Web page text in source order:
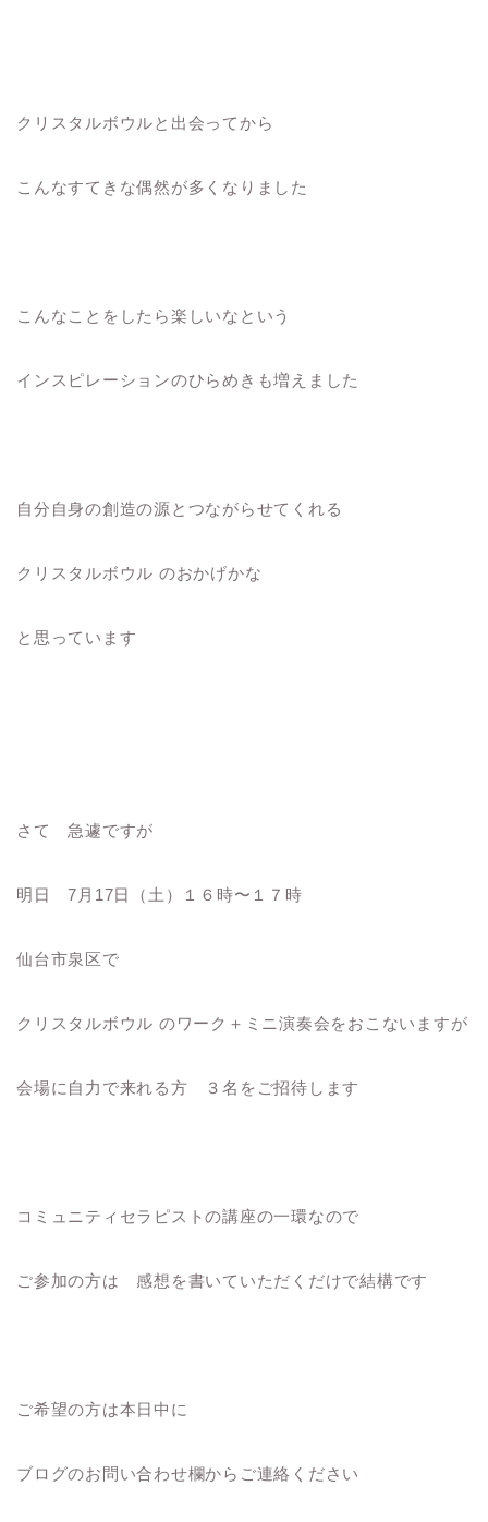
クリスタルボウルと出会ってから
こんなすてきな偶然が多くなりました
こんなことをしたら楽しいなという
インスピレーションのひらめきも増えました
自分自身の創造の源とつながらせてくれる
クリスタルボウル のおかげかな
と思っています
さて 急遽ですが
明日 7月17日（土）１６時〜１７時
仙台市泉区で
クリスタルボウル のワーク＋ミニ演奏会をおこないますが
会場に自力で来れる方 ３名をご招待します
コミュニティセラピストの講座の一環なので
ご参加の方は 感想を書いていただくだけで結構です
ご希望の方は本日中に
ブログのお問い合わせ欄からご連絡ください